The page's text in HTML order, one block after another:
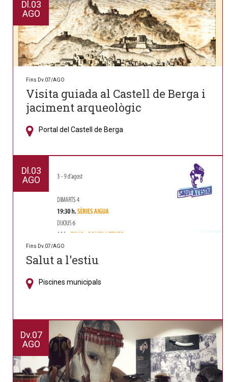
Monitor/a d’Activitats
d’Educació en el Lleure Infantil i
Juvenil, una formació que
s’organitza cada dos anys per
garantir el relleu educatiu i
associatiu al territori.
Dl.03
AGO
Fins Dv.07/AGO
Visita guiada al Castell de Berga i
jaciment arqueològic
Portal del Castell de Berga
Dl.03
AGO
Fins Dv.07/AGO
Salut a l'estiu
Piscines municipals
Dv.07
AGO